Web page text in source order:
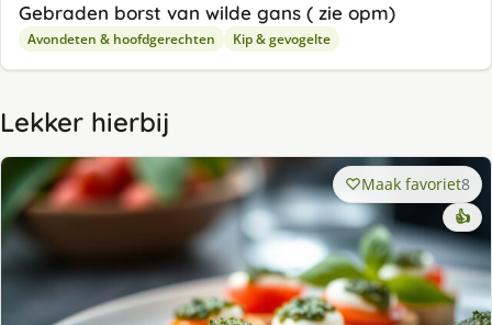
Gebraden borst van wilde gans ( zie opm)
Avondeten & hoofdgerechten Kip & gevogelte
Lekker hierbij
Maak favoriet8
👍